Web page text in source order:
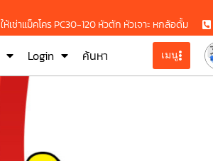
ให้เช่าแม็คโคร PC30-120 หัวตัก หัวเจาะ หกล้อดั้ม
Login ค้นหา เมนู